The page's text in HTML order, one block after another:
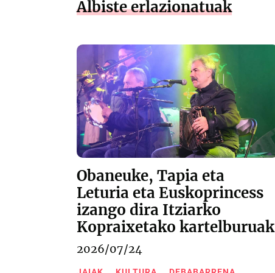
Albiste erlazionatuak
Obaneuke, Tapia eta
Leturia eta Euskoprincess
izango dira Itziarko
Kopraixetako kartelburuak
2026/07/24